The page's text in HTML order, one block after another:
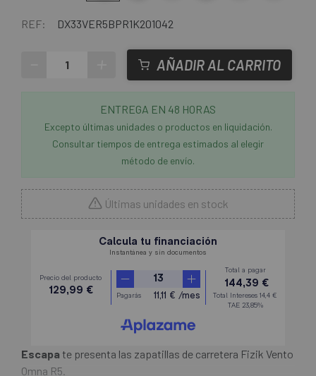
REF: DX33VER5BPR1K201042
AÑADIR AL CARRITO
ENTREGA EN 48 HORAS
Excepto últimas unidades o productos en liquidación.
Consultar tiempos de entrega estimados al elegir
método de envío.
Últimas unidades en stock
Escapa te presenta las zapatillas de carretera Fizik Vento
Omna R5.